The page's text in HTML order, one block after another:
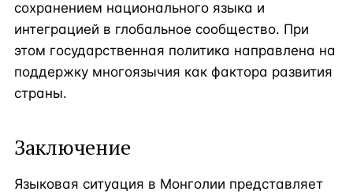
сохранением национального языка и
интеграцией в глобальное сообщество. При
этом государственная политика направлена на
поддержку многоязычия как фактора развития
страны.
Заключение
Языковая ситуация в Монголии представляет